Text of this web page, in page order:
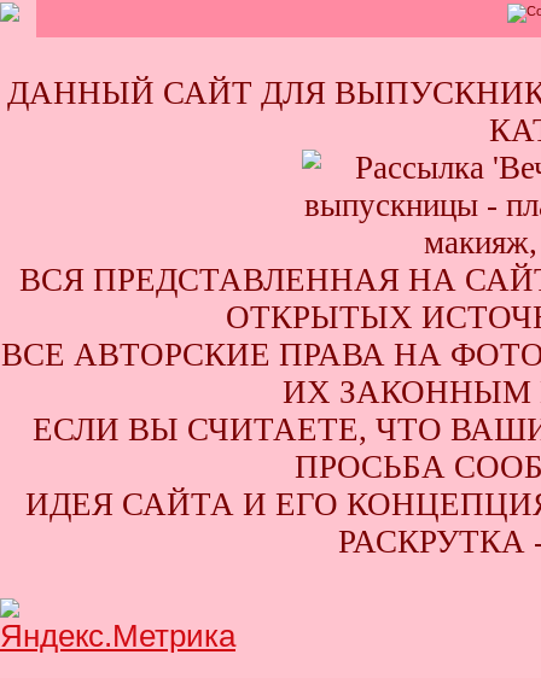
ДАННЫЙ САЙТ ДЛЯ
ВСЯ ПРЕДСТАВЛЕННАЯ НА
ОТКРЫТЫХ
ВСЕ АВТОРСКИЕ ПРАВА НА
ИХ ЗАКОННЫМ
ЕСЛИ ВЫ СЧИТАЕТЕ, ЧТО
ПРОСЬБА
ИДЕЯ САЙТА И ЕГО КОНЦЕПЦИЯ
РАСКРУТКА -